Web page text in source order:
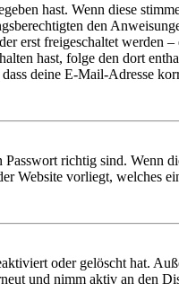
hast. Wenn diese
den
erst freigeschaltet werden
hast, folge den dort
deine E-Mail-Adresse
richtig sind. Wenn
Website vorliegt, welches
oder gelöscht hat.
und nimm aktiv an den